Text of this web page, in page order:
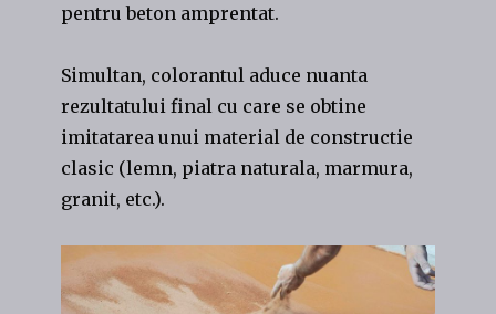
pentru beton amprentat.
Simultan, colorantul aduce nuanta
rezultatului final cu care se obtine
imitatarea unui material de constructie
clasic (lemn, piatra naturala, marmura,
granit, etc.).